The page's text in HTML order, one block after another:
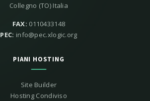
Collegno (TO) Italia
FAX: 0110433148
PEC: info@pec.xlogic.org
PIANI HOSTING
Site Builder
Hosting Condiviso